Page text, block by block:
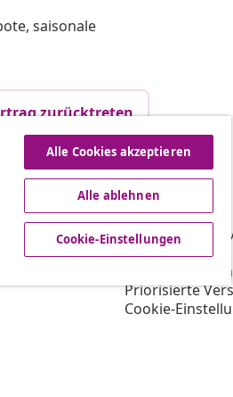
saisonale
zurücktreten
vidaXL
Über vidaXL
AGB Verkäufer
Cookie-
Priorisierte
Cookie-
Alle Cookies akzeptieren
Alle ablehnen
Cookie-Einstellungen